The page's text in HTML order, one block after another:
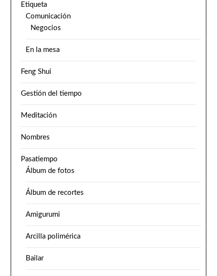
Etiqueta
Comunicación
Negocios
En la mesa
Feng Shui
Gestión del tiempo
Meditación
Nombres
Pasatiempo
Álbum de fotos
Álbum de recortes
Amigurumi
Arcilla polimérica
Bailar